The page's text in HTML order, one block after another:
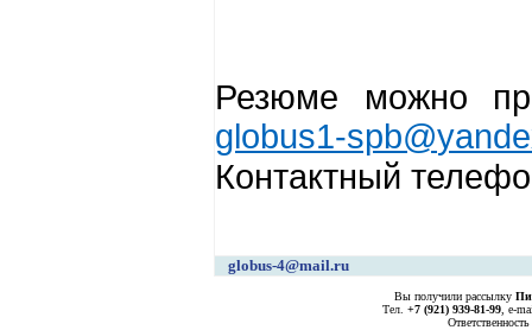
Резюме можно
globus1-spb@
Контактный
globus-4@mail.ru
Вы получили рассылку
Тел. +7 (921) 939-81-99 , е-